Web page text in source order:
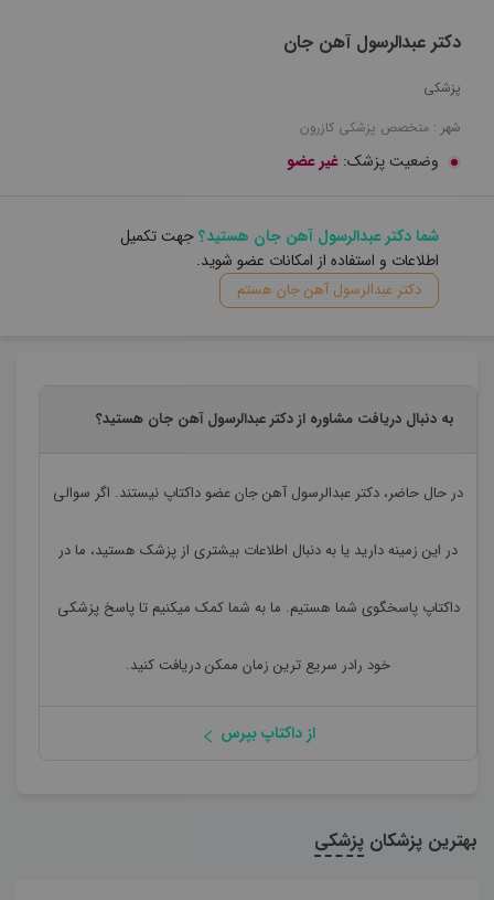
دکتر عبدالرسول آهن جان
پزشکی
شهر : متخصص پزشکی کازرون
وضعیت پزشک: غیر عضو
شما دکتر عبدالرسول آهن جان هستید؟جهت تکمیل
اطلاعات و استفاده از امکانات عضو شوید.
دکتر عبدالرسول آهن جان هستم
به دنبال دریافت مشاوره از دکتر عبدالرسول آهن جان هستید؟
در حال حاضر، دکتر عبدالرسول آهن جانعضو داکتاپ نیستند. اگر سوالی
در این زمینه دارید یا به دنبال اطلاعات بیشتری از پزشک هستید، ما در
داکتاپ پاسخگوی شما هستیم. ما به شما کمک میکنیم تا پاسخ پزشکی
خود رادر سریع ترین زمان ممکن دریافت کنید.
از داکتاپ بپرس
بهترین پزشکان پزشکی